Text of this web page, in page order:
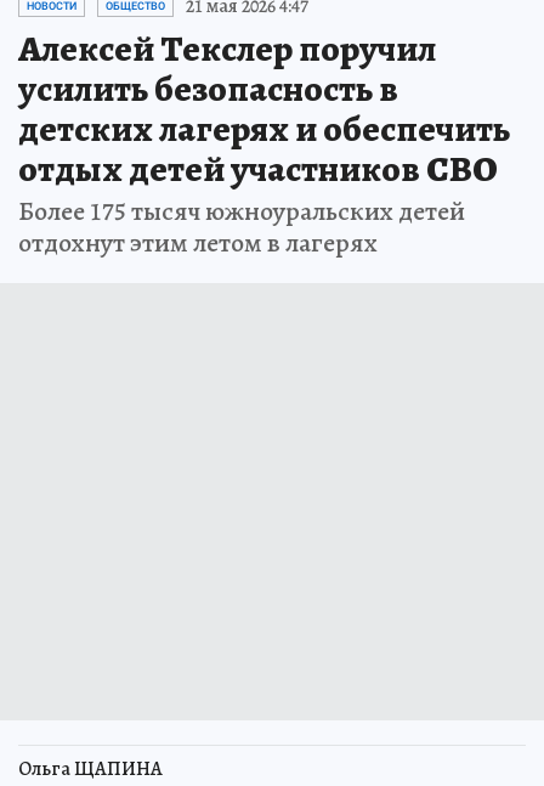
НОВОСТИ ОБЩЕСТВО 21 мая 2026 4:47
Алексей Текслер поручил
усилить безопасность в
детских лагерях и обеспечить
отдых детей участников СВО
Более 175 тысяч южноуральских детей
отдохнут этим летом в лагерях
Ольга ЩАПИНА